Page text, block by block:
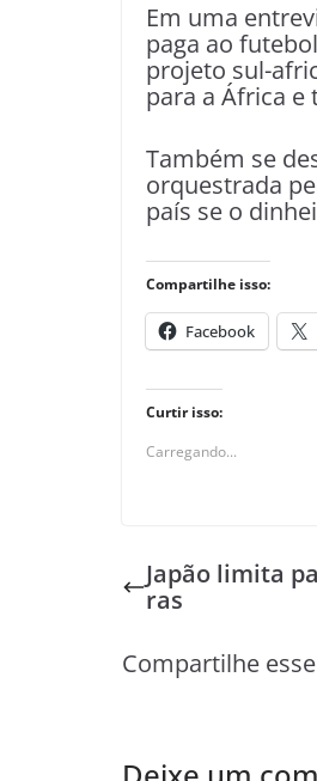
Em uma
paga ao
projeto sul-
para a África
Também se
orquestrada
país se o
Compartilhe isso:
Facebook
Curtir isso:
Carregando...
Japão limita
ras
Compartilhe